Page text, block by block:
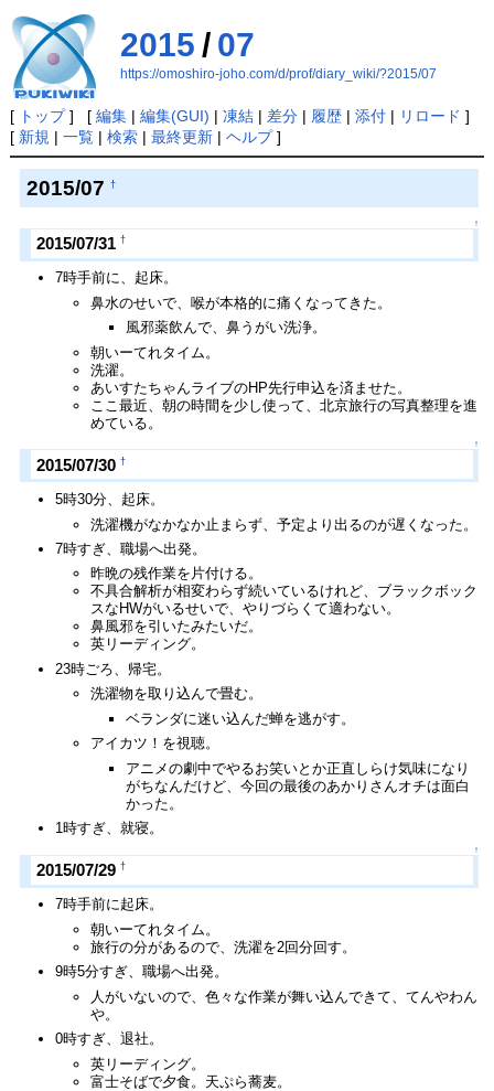
2015 / 07
https://omoshiro-joho.com/d/prof/diary_wiki/?2015/07
[ トップ] [ 編集| 編集(GUI) | 凍結| 差分| 履歴| 添付| リロード ]
[ 新規 | 一覧| 検索| 最終更新| ヘルプ]
2015/07 †
↑
2015/07/31 †
7時手前に、起床。
鼻水のせいで、喉が本格的に痛くなってきた。
風邪薬飲んで、鼻うがい洗浄。
朝いーてれタイム。
洗濯。
あいすたちゃんライブのHP先行申込を済ませた。
ここ最近、朝の時間を少し使って、北京旅行の写真整理を進
めている。
↑
2015/07/30 †
5時30分、起床。
洗濯機がなかなか止まらず、予定より出るのが遅くなった。
7時すぎ、職場へ出発。
昨晩の残作業を片付ける。
不具合解析が相変わらず続いているけれど、ブラックボック
スなHWがいるせいで、やりづらくて適わない。
鼻風邪を引いたみたいだ。
英リーディング。
23時ごろ、帰宅。
洗濯物を取り込んで畳む。
ベランダに迷い込んだ蝉を逃がす。
アイカツ！を視聴。
アニメの劇中でやるお笑いとか正直しらけ気味になり
がちなんだけど、今回の最後のあかりさんオチは面白
かった。
1時すぎ、就寝。
↑
2015/07/29 †
7時手前に起床。
朝いーてれタイム。
旅行の分があるので、洗濯を2回分回す。
9時5分すぎ、職場へ出発。
人がいないので、色々な作業が舞い込んできて、てんやわん
や。
0時すぎ、退社。
英リーディング。
富士そばで夕食。天ぷら蕎麦。